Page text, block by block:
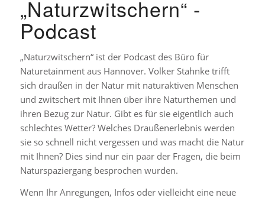
„Naturzwitschern“ -
Podcast
„Naturzwitschern“ ist der Podcast des Büro für
Naturetainment aus Hannover. Volker Stahnke trifft
sich draußen in der Natur mit naturaktiven Menschen
und zwitschert mit Ihnen über ihre Naturthemen und
ihren Bezug zur Natur. Gibt es für sie eigentlich auch
schlechtes Wetter? Welches Draußenerlebnis werden
sie so schnell nicht vergessen und was macht die Natur
mit Ihnen? Dies sind nur ein paar der Fragen, die beim
Naturspaziergang besprochen wurden.
Wenn Ihr Anregungen, Infos oder vielleicht eine neue